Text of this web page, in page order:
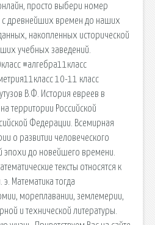
просто выбери номер
с древнейших времен до наших
накопленных исторической
учебных заведений.
#алгебра11класс
10-11 класс
В.Ф. История евреев в
территории Российской
Федерации. Всемирная
о развитии человеческого
эпохи до новейшего времени.
тексты относятся к
э. Математика тогда
мореплавании, землемерии,
и технической литературы.